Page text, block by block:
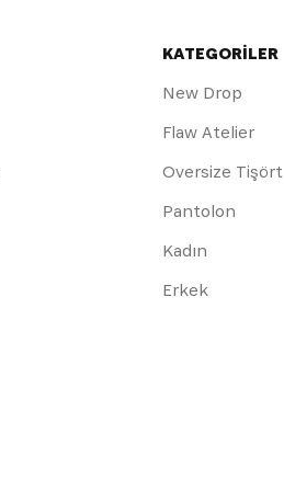
KATEGORİLER
New Drop
Flaw Atelier
Oversize Tişört
Pantolon
Kadın
Erkek